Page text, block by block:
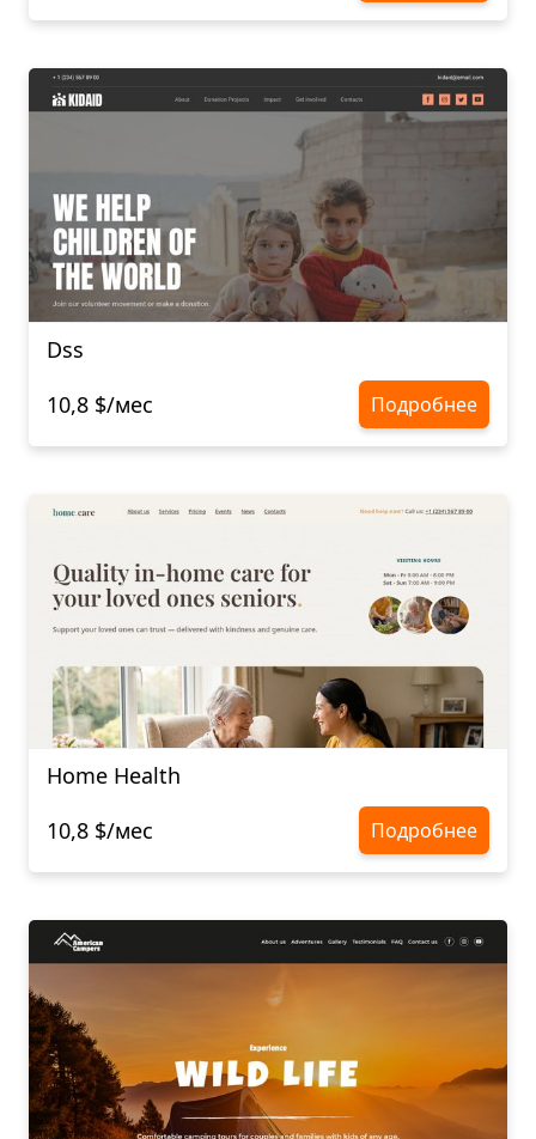
Dss
10,8 $/мес
Подробнее
Home Health
10,8 $/мес
Подробнее